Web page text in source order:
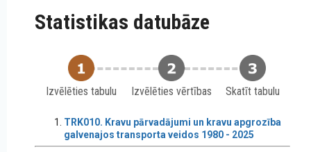
Statistikas datubāze
Izvēlēties tabulu Izvēlēties vērtības Skatīt tabulu
TRK010. Kravu pārvadājumi un kravu apgrozība
galvenajos transporta veidos 1980 - 2025